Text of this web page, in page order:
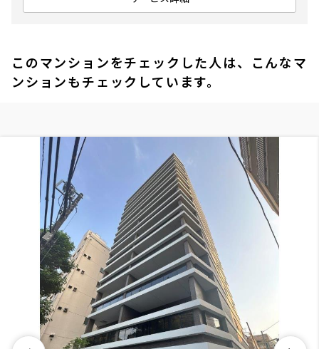
このマンションをチェックした人は、こんなマ
ンションもチェックしています。